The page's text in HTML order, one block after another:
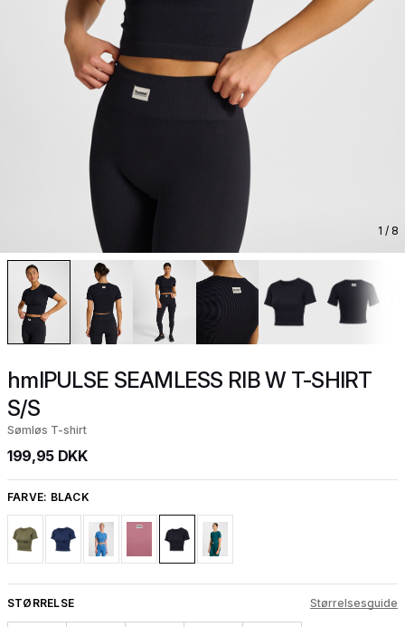
1 / 8
hmlPULSE SEAMLESS RIB W T-SHIRT
S/S
Sømløs T-shirt
199,95 DKK
FARVE: BLACK
STØRRELSE Størrelsesguide